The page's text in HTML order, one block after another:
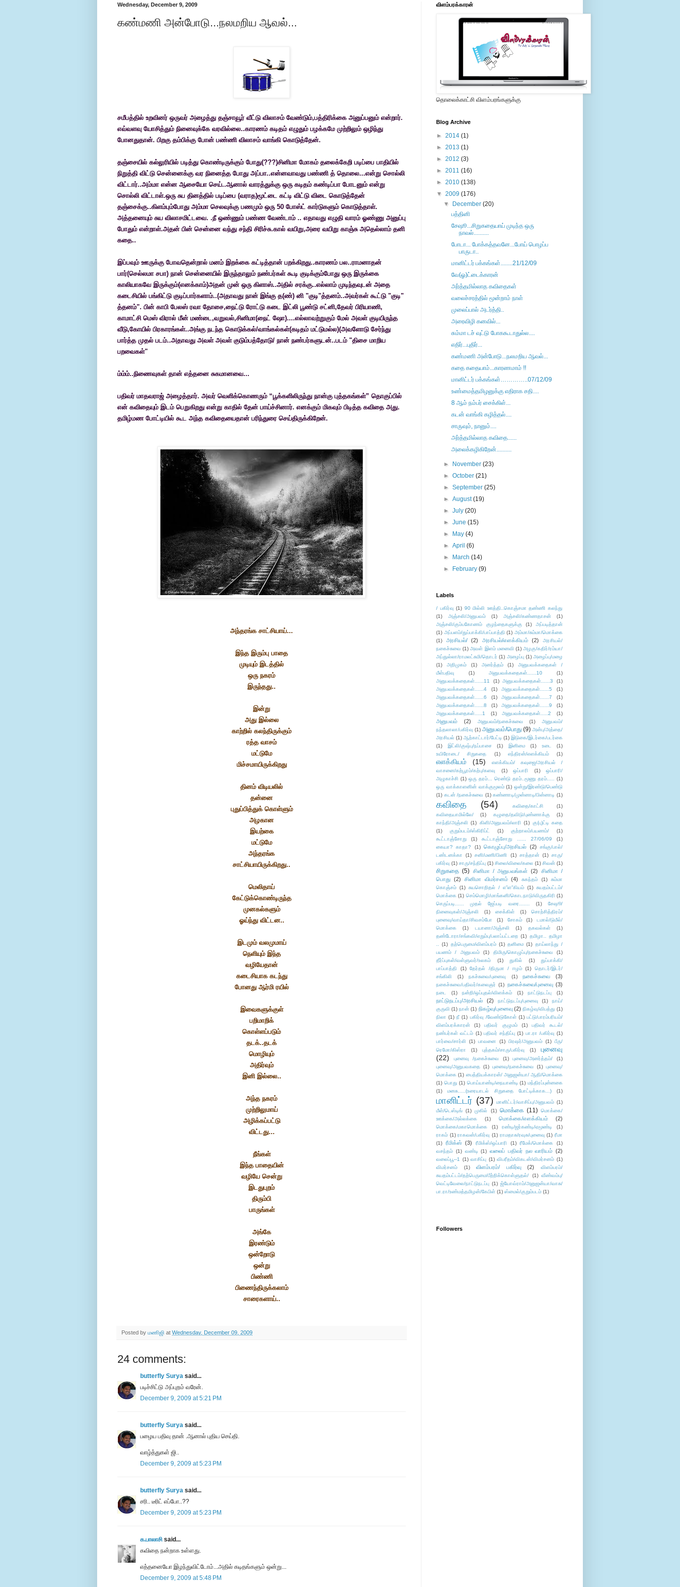
Wednesday, December 9, 2009
கண்மணி அன்போடு...நலமறிய ஆவல்...
சமீபத்தில் உறவினர் ஒருவர் அழைத்து தஞ்சாவூர் வீட்டு விலாசம் வேண்டும்,பத்திரிக்கை அனுப்பனும் என்றார்.
எவ்வளவு யோசித்தும் நினைவுக்கே வரவில்லை..காரணம் கடிதம் எழுதும் பழக்கமேமுற்றிலும் ஒழிந்து
போனதுதான். பிறகு தம்பிக்கு போன் பண்ணி விலாசம் வாங்கி கொடுத்தேன்.
தஞ்சையில் கல்லுரியில் படித்து கொண்டிருக்கும் போது(???)சினிமா மோகம் தலைக்கேறி படிப்பை பாதியில்
நிறுத்தி விட்டு சென்னைக்கு வர நினைத்த போது அப்பா..என்னவாவது பண்ணி த் தொலை...என்று சொல்லி
விட்டார்..அம்மா என்ன ஆசையோ செய்..ஆனால் வாரத்துக்கு ஒரு கடிதம் கண்டிப்பா போடனும் என்று
சொல்லி விட்டாள்.ஒரு சுப தினத்தில் படிப்பை (வராத)மூட்டை கட்டி விட்டு விடை கொடுத்தேன்
தஞ்சைக்கு..கிளம்பும்போது அம்மா செலவுக்கு பணமும் ஒரு 50 போஸ்ட் கார்டுகளும் கொடுத்தாள்.
அத்தனையும் சுய விலாசமிட்டவை. .நீ ஒண்ணும் பண்ண வேண்டாம் .. எதாவது எழுதி வாரம் ஓண்ணு அனுப்பு
போதும் என்றாள்.அதன் பின் சென்னை வந்து சந்தி சிரிச்சு.கால் வயிறு,அரை வயிறு காஞ்சு அதெல்லாம் தனி
கதை..
இப்பவும் ஊருக்கு போவதென்றால் மனம் இறக்கை கட்டித்தான் பறக்கிறது..காரணம் பல..ராமனாதன்
பார்(செல்லமா சபா) நான் சென்னையில் இருந்தாலும் நண்பர்கள் கூடி குடிக்கும்போது ஒரு இருக்கை
காலியாகவே இருக்கும்(எனக்காம்)அதன் முன் ஒரு கிளாஸ்..அதில் சரக்கு..எல்லாம் முடிந்தவுடன் அதை
கடைசியில் பங்கிட்டு குடிப்பார்களாம்..(அதாவது நான் இங்கு த(ண்) னி "குடி"த்தனம்..அவர்கள் கூட்டு "குடி"
த்தனம்". பின் காபி பேலஸ் ரவா தோசை,நைட்டு ரோட்டு கடை இட்லி பூண்டு சட்னி,தேவர் பிரியாணி,
காமாட்சி மெஸ் விரால் மீன் மண்டை,வறுவல்,சினிமா(நைட் ஷோ)....எல்லாவற்றுகும் மேல் அவள் குடியிருந்த
வீடு,கோயில் பிரகாரங்கள்..அங்கு நடந்த கொடுக்கல்/வாங்கல்கள்(கடிதம் மட்டுமல்ல)(அவளோடு சேர்ந்து
பார்த்த முதல் படம்..அதாவது அவள் அவள் குடும்பத்தோடு/ நான் நண்பர்களுடன்..படம் "திசை மாறிய
பறவைகள்"
ம்ம்ம்..நிணைவுகள் தான் எத்தனை சுகமானவை...
பதிவர் மாதவராஜ் அழைத்தார். அவர் வெளிக்கொணரும் “பூக்களிலிருந்து நான்கு புத்தகங்கள்” தொகுப்பில்
என் கவிதையும் இடம் பெறுகிறது என்று காதில் தேன் பாய்ச்சினார். எனக்கும் மிகவும் பிடித்த கவிதை அது.
தமிழ்மண போட்டியில் கூட அந்த கவிதையைதான் பரிந்துரை செய்திருக்கிறேன்.
அந்தரங்க சாட்சியாய்...
இந்த இரும்பு பாதை
முடியும் இடத்தில்
ஒரு நகரம்
இருந்தது..
இன்று
அது இல்லை
காற்றில் கலந்திருக்கும்
ரத்த வாசம்
மட்டுமே
மிச்சமாயிருக்கிறது
தினம் விடியலில்
தன்னை
புதுப்பித்துக் கொள்ளும்
அழகான
இயற்கை
மட்டுமே
அந்தரங்க
சாட்சியாயிருக்கிறது..
மெலிதாய்
கேட்டுக்கொண்டிருந்த
முனகல்களும்
ஓய்ந்து விட்டன..
இடமும் வலமுமாய்
நெளியும் இந்த
வழியேதான்
கடைசியாக கடந்து
போனது ஆர்மி ரயில்
இவைகளுக்குள்
பறிமாறிக்
கொள்ளப்படும்
தடக்..தடக்
மொழியும்
அதிர்வும்
இனி இல்லை..
அந்த நகரம்
முற்றிலுமாய்
அழிக்கப்பட்டு
விட்டது...
நீங்கள்
இந்த பாதையின்
வழியே சென்று
இடதுபுறம்
திரும்பி
பாருங்கள்
அங்கே
இரண்டும்
ஒன்றோடு
ஒன்று
பிண்ணி
பிணைந்திருக்கலாம்
சாரைகளாய்..
Posted by மணிஜி at Wednesday, December 09, 2009
24 comments:
butterfly Surya said...
படிச்சிட்டு அப்புறம் வரேன்.
December 9, 2009 at 5:21 PM
butterfly Surya said...
பழைய பதிவு தான் .ஆனால் புதிய செய்தி.
வாழ்த்துகள் ஜி..
December 9, 2009 at 5:23 PM
butterfly Surya said...
சரி.. டீரிட் எப்போ..??
December 9, 2009 at 5:23 PM
க.பாலாசி said...
கவிதை நன்றாக உள்ளது.
எத்தனையோ இழந்துவிட்டோம்...அதில் கடிதங்களும் ஒன்று...
December 9, 2009 at 5:48 PM
விளம்பரக்காரன்
தொலைக்காட்சி விளம்பரங்களுக்கு
Blog Archive
► 2014 (1)
► 2013 (1)
► 2012 (3)
► 2011 (16)
► 2010 (138)
▼ 2009 (176)
▼
December(20)
பத்தினி
சேஷூ...சிறுகதையாய் முடிந்த ஒரு
நாவல்..........
போடா... போக்கத்தவனே...போய் பொழப்ப
பாருடா..
மானிட்டர் பக்கங்கள்........21/12/09
வே(ஓ)ட்டைக்காரன்
அர்த்தமில்லாத கவிதைகள்
வலைச்சரத்தில் மூன்றாம் நாள்
முலைப்பால் அடர்த்தி..
அரைவிழி கனவில்...
சும்மா டச் வுட்டு போககூடாதுல்ல....
எதிர்...புதிர்...
கண்மணி அன்போடு...நலமறிய ஆவல்...
கதை கதையாம்...காரணமாம் !!
மானிட்டர் பக்கங்கள்…………..07/12/09
உண்மைத்தமிழனுக்கு எதிராக சதி....
8 ஆம் நம்பர் சைக்கிள்...
கடன் வாங்கி கழித்தல்....
சாருவும், நானும்....
அர்த்தமில்லாத கவிதை......
அலைக்கழிகிறேன்..........
► November(23)
►October(21)
►September(25)
►August(19)
►July(20)
►June(15)
►
May(4)
►April(6)
►
March(14)
►
February(9)
Labels
/ பகிர்வு (1) 90 மில்லி ஊத்தி..கொஞ்சமா தண்ணி கலந்து
(1)
அஞ்சலி/அனுபவம் (1) அஞ்சலி/கண்ணதாசன்
(1)
அஞ்சலி/கும்பகோணம் குழந்தைகளுக்கு
(1)
அப்படித்தான்
(1) அப்பளம்/துப்பாக்கி/பாப்பாத்தி (1) அம்மா/சும்மா/மொக்கை
(1)
அரசியல்/ (2) அரசியல்/எளக்கியம் (2)
அரசியல்/
நகைச்சுவை (1) அவள் இளம் மனைவி (1) அழகு/கதிர்/ரம்யா/
அப்துல்லா/ராமலட்சுமி/தொடர் (1) அழைப்பு (1) அழைப்பு/மழை
(1)
அறிமுகம் (1) அனர்த்தம் (1)
அனுபவக்கதைகள் /
மீள்பதிவு
(1) அனுபவக்கதைகள்......10
(1)
அனுபவக்கதைகள்......11
(1) அனுபவக்கதைகள்......3
(1)
அனுபவக்கதைகள்......4
(1) அனுபவக்கதைகள்......5
(1)
அனுபவக்கதைகள்......6
(1) அனுபவக்கதைகள்......7
(1)
அனுபவக்கதைகள்......8
(1) அனுபவக்கதைகள்......9
(1)
அனுபவக்கதைகள்.....1
(1) அனுபவக்கதைகள்.....2 (1)
அனுபவம் (2) அனுபவம்/நகைச்சுவை (1)
அனுபவம்/
நந்தலாலா/பகிர்வு (1) அனுபவம்/பொது (9) அன்பு/அத்தை/
அரசியல் (1) ஆற்காட்டார்/பேட்டி (1) இடுகை/இடர்கை/படர்கை
(1)
இட்லி/குஷ்பு/நப்பாசை (1) இனிமை (1) உடை
(1)
உயிரோடை/ சிறுகதை
(1) எந்திரன்/எளக்கியம் (1)
எளக்கியம் (15)
எளக்கியம்/ கவுஜை/அரசியல் /
வாசனை/கற்பூரம்/கற்பு/களவு
(1) ஒப்பாரி (1)
ஒப்பாரி/
அழுகாச்சி (1) ஒரு தரம்... ரெண்டு தரம்..மூணு தரம்..... (1)
ஒரு வாக்காளனின் வாக்குமூலம் (1) ஒன்று/இரண்டு/பெண்டு
(1) கடன் /நகைச்சுவை (1) கண்ணாடி/முன்னாடி/பின்னாடி (1)
கவிதை (54) கவிதை/காட்சி
(1)
கவிதையாமில்லே/
(1) கழுதை/தவிடு/புண்ணாக்கு
(1)
காந்தி/அஞ்சலி (1) கிளி/அனுபவம்/லாரி (1) கு(பு)ட்டி கதை
(1)
குறும்படம்/ஸ்கிரிப்ட் (1) குற்றாலம்/பயணம்/
(1)
கூட்டாஞ்சோறு
(1) கூட்டாஞ்சோறு ...... 27/06/09
(1)
கையா? காதா?
(1) கொழுப்பு/அரசியல் (2)
சங்கு/பால்/
டண்டனக்கா
(1) சனி/மணி/பிணி (1) சாத்தான் (1) சாரு/
பகிர்வு (1) சாரு/சந்திப்பு (1) சிலை/விலை/கலை (1) சிவன் (1)
சிறுகதை (5) சினிமா / அனுபவங்கள் (2)
சினிமா /
பொது (2) சினிமா விமர்சனம் (4) சுகந்தம் (1)
சும்மா
கொஞ்சம் (1) சுயசொறிதல் / எ”ள”கியம் (1) சுயதம்பட்டம்/
மொக்கை (1) செம்மொழி/மாங்கனி/கொடநாடு/விருதகிரி (1)
செருப்படி...... முதல் ஜேப்படி வரை.......
(1)
சேஷூ/
நினைவுகள்/அஞ்சலி
(1) சைக்கிள் (1)
சொற்சித்திரம்/
புனைவு/வாய்தா/சிவசம்போ
(1) சோகம் (1)
டமால்/டுமீல்/
மொக்கை
(1) டயானா/அஞ்சலி (1) தகவல்கள்
(1)
தண்டோரா/சங்கவி/எறும்பு/பலாப்பட்டறை (1) தமிழா.. தமிழா
.. (1) தற்பெருமை/விளம்பரம் (1) தனிமை (1) தாய்லாந்து /
பயணம் / அனுபவம்
(1) திமிரு/கொழுப்பு/நகைச்சுவை
(1)
தீர்ப்புகள்/வள்ளுவர்/உலகம்
(1) துகில் (1)
துப்பாக்கி/
பாப்பாத்தி
(1) தேர்தல் /திருமா / ஈழம் (1)
தொடர்/இடர்/
சங்கிலி
(1) நகச்சுவை/புனைவு (1) நகைச்சுவை (3)
நகைச்சுவை/பதிவர்/கலைஞர் (1) நகைச்சுவை/புனைவு (3)
நடை (1) நன்றி/ஒப்புதல்/விளக்கம் (1) நாட்டுநடப்பு (1)
நாட்டுநடப்பு/அரசியல் (2) நாட்டுநடப்பு/புனைவு (1)
நாய்/
குருவி (1) நான் (1) நிகழ்வு/புனைவு (2) நிகழ்வு/விபத்து (1)
நிலா (1) நீ (1) பகிர்வு /வேண்டுகோள் (1) பட்டு/பாரம்பரியம்/
விளம்பரக்காரன்
(1) பதிவர் குழுமம் (1)
பதிவர் கூடல்/
நண்பர்கள் வட்டம் (1) பதிவர் சந்திப்பு (1) பா.ரா /பகிர்வு (1)
பார்வை/சார்லி
(1) பாவனை (1) பிரஷர்/அனுபவம் (1) பீரு/
ரெமோ/கிஸ்ரா
(1) புத்தகம்/சாரு/பகிர்வு (1)
புனைவு
(22)
புனைவு /நகைச்சுவை (1) புனைவு/அனர்த்தம்/
(1)
புனைவு/அனுபவகதை (1) புனைவு/நகைச்சுவை (1) புனைவு/
மொக்கை (1) பைத்தியக்காரன்/ அனுஜன்யா/ ஆதி/மொக்கை
(1) பொது (1) பொய்யாண்டி/நையாண்டி (1) மந்திரப்புன்னகை
(1)
மனசு.....(உரையாடல் சிறுகதை போட்டிக்காக...) (1)
மானிட்டர் (37) மானிட்டர்/வாசிப்பு/அனுபவம் (1)
மீள்/டெஸ்டிங் (1) முகில் (1) மொக்கை (11) மொக்கை/
ஊக்கை/அல்லக்கை
(1) மொக்கை/எளக்கியம் (2)
மொக்கை/மகாமொக்கை (1) ரண்டி/ஜர்கண்டி/ஏமூண்டி
(1)
ராகம் (1) ராகவன்/பகிர்வு (1) ராமதாசு/ரவுசு/புனைவு (1) ரீமா
(1)
ரீமிக்ஸ் (3) ரீமிக்ஸ்/ஒப்பாரி (1) ரீமேக்/மொக்கை
(1)
வசந்தம் (1) வண்டி (1) வலைப் பதிவர் நல வாரியம் (2)
வலைப்பூ--1 (1) வாசிப்பு (1) விபரீதம்/விகடன்/விமர்சனம் (1)
விமர்சனம்
(1) விளம்பரம்/ பகிர்வு (2)
விளம்பரம்/
சுயதம்பட்டம்/தற்பெருமை/பீற்றிக்கொள்ளுதல்/
(1) வீண்வம்பு/
வெட்டிவேலை/நாட்டுநடப்பு (1) ஜ்யோவ்ராம்/அனுஜன்யா/வாசு/
பா.ரா/உண்மத்தமிழன்/கேபிள் (1) ஸ்மைல்/குறும்படம் (1)
Followers